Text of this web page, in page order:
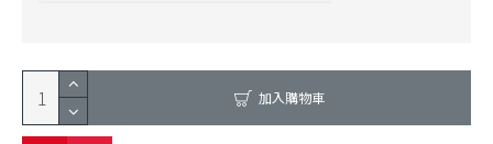
加入購物車